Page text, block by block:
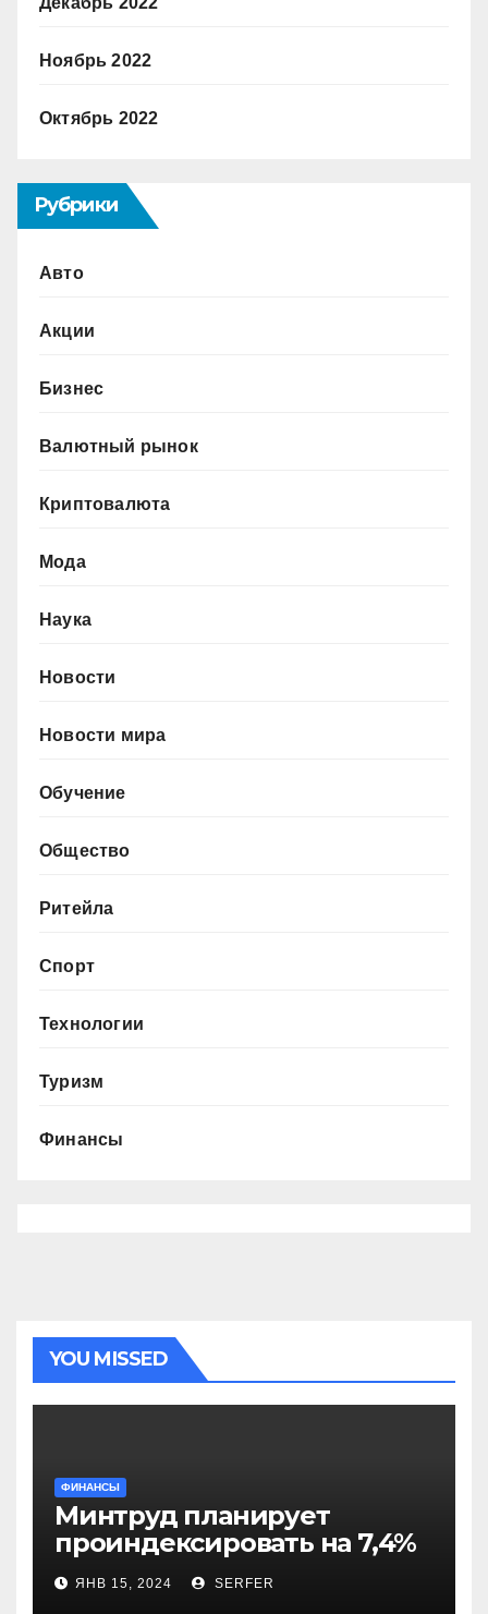
Ноябрь 2022
Октябрь 2022
Рубрики
Авто
Акции
Бизнес
Валютный рынок
Криптовалюта
Мода
Наука
Новости
Новости мира
Обучение
Общество
Ритейла
Спорт
Технологии
Туризм
Финансы
YOU MISSED
ФИНАНСЫ
Минтруд планирует
проиндексировать на 7,4%
более 40 выплат и
компенсаций
ЯНВ 15, 2024 SERFER